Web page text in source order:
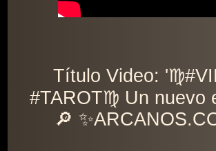
Título Video:
#TAROT♍️ Un nuevo
🔎